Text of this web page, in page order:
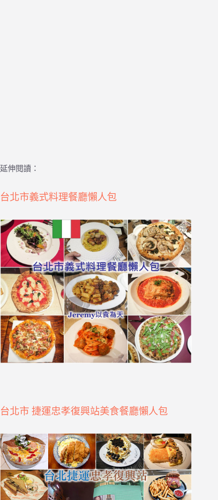
延伸閱讀：
台北市義式料理餐廳懶人包
台北市 捷運忠孝復興站美食餐廳懶人包